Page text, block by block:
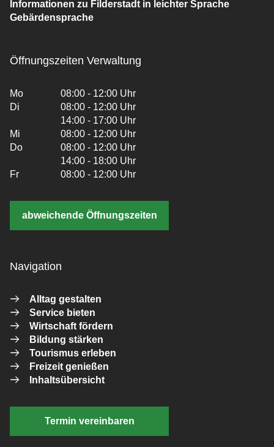
Informationen zu Filderstadt in leichter Sprache
Gebärdensprache
Öffnungszeiten Verwaltung
Mo
08:00 - 12:00 Uhr
Di
08:00 - 12:00 Uhr
14:00 - 17:00 Uhr
Mi
08:00 - 12:00 Uhr
Do
08:00 - 12:00 Uhr
14:00 - 18:00 Uhr
Fr
08:00 - 12:00 Uhr
abweichende Öffnungszeiten
Navigation
Alltag gestalten
Service bieten
Wirtschaft fördern
Bildung stärken
Tourismus erleben
Freizeit genießen
Inhaltsübersicht
Termin vereinbaren